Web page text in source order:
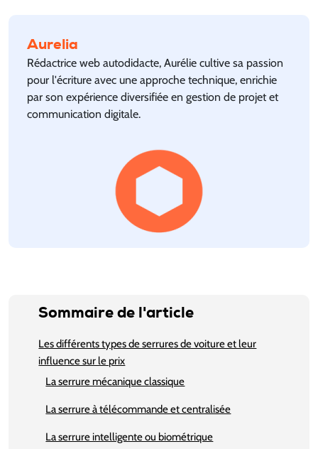
Sommaire de l'article
Les différents types de serrures de voiture et leur
influence sur le prix
La serrure mécanique classique
La serrure à télécommande et centralisée
La serrure intelligente ou biométrique
Aurelia
Rédactrice web autodidacte, Aurélie cultive sa passion
pour l'écriture avec une approche technique, enrichie
par son expérience diversifiée en gestion de projet et
communication digitale.